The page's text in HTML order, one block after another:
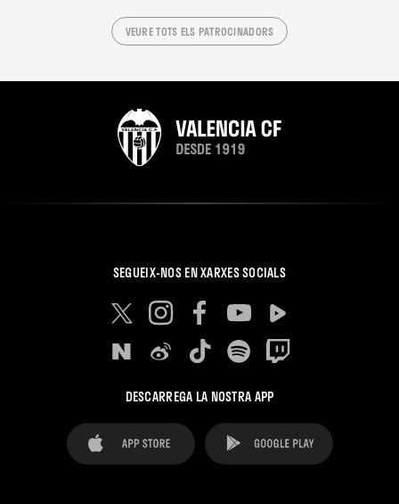
VEURE TOTS ELS PATROCINADORS
SEGUEIX-NOS EN XARXES SOCIALS
DESCARREGA LA NOSTRA APP